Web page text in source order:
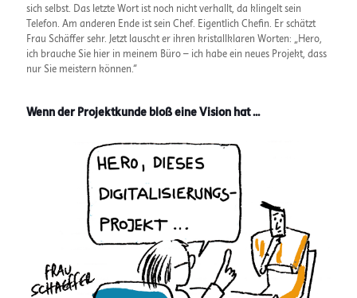
sich selbst. Das letzte Wort ist noch nicht verhallt, da klingelt sein
Telefon. Am anderen Ende ist sein Chef. Eigentlich Chefin. Er schätzt
Frau Schäffer sehr. Jetzt lauscht er ihren kristallklaren Worten: „Hero,
ich brauche Sie hier in meinem Büro – ich habe ein neues Projekt, dass
nur Sie meistern können.“
Wenn der Projektkunde bloß eine Vision hat ...